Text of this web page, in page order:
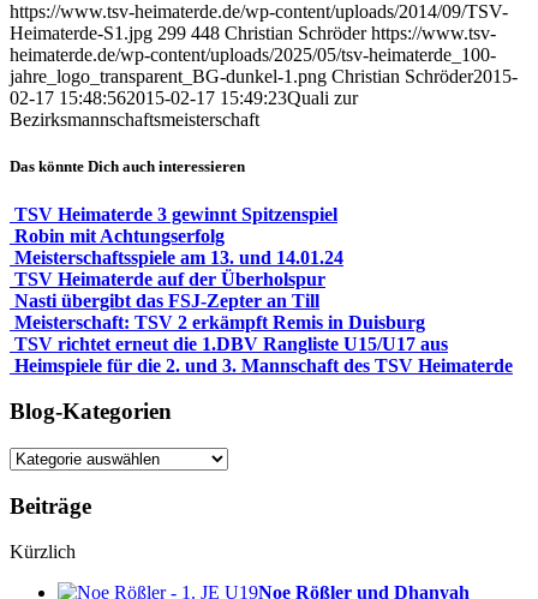
https://www.tsv-heimaterde.de/wp-content/uploads/2014/09/TSV-
Heimaterde-S1.jpg 299 448 Christian Schröder https://www.tsv-
heimaterde.de/wp-content/uploads/2025/05/tsv-heimaterde_100-
jahre_logo_transparent_BG-dunkel-1.png Christian Schröder2015-
02-17 15:48:562015-02-17 15:49:23Quali zur
Bezirksmannschaftsmeisterschaft
Das könnte Dich auch interessieren
TSV Heimaterde 3 gewinnt Spitzenspiel
Robin mit Achtungserfolg
Meisterschaftsspiele am 13. und 14.01.24
TSV Heimaterde auf der Überholspur
Nasti übergibt das FSJ-Zepter an Till
Meisterschaft: TSV 2 erkämpft Remis in Duisburg
TSV richtet erneut die 1.DBV Rangliste U15/U17 aus
Heimspiele für die 2. und 3. Mannschaft des TSV Heimaterde
Blog-Kategorien
Blog-
Beiträge
Kürzlich
Noe Rößler und Dhanyah